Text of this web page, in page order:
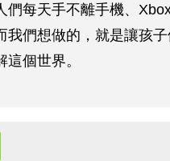
們每天手不離手機、
我們想做的，就是讓孩
個世界。